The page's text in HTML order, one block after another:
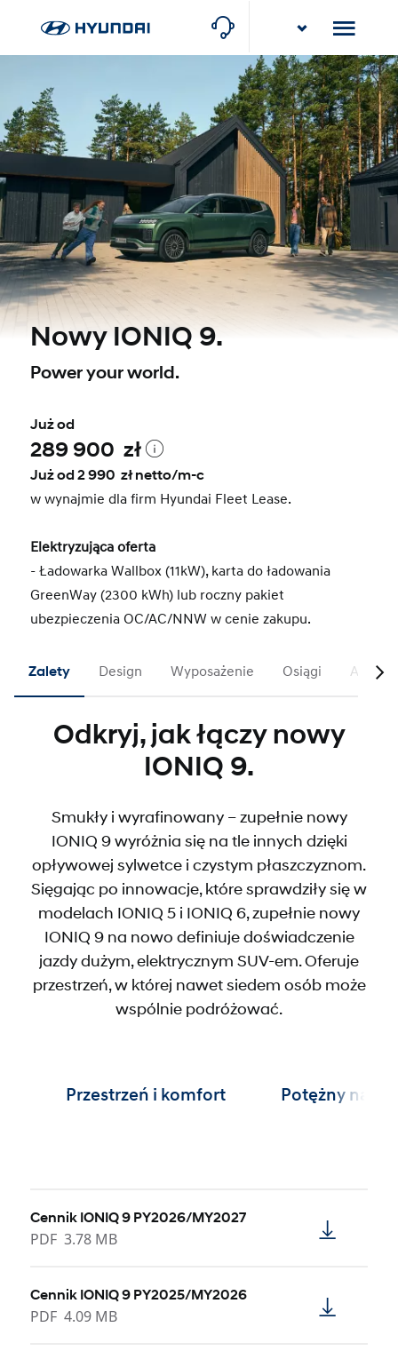
Stawowy Group
Rybnik, ul. Gliwicka 114
Stawowy Group
Częstochowa-Poczesna, ul. Krakowska 8
Nowy IONIQ 9.
Power your world.
Już od
289 900 zł
Już od 2 990 zł netto/m-c
w wynajmie dla firm Hyundai Fleet Lease.
Elektryzująca oferta
- Ładowarka Wallbox (11kW), karta do ładowania
GreenWay (2300 kWh) lub roczny pakiet
ubezpieczenia OC/AC/NNW w cenie zakupu.
Zalety Design Wyposażenie Osiągi
Odkryj, jak łączy nowy
IONIQ 9.
Smukły i wyrafinowany – zupełnie nowy
IONIQ 9 wyróżnia się na tle innych dzięki
opływowej sylwetce i czystym płaszczyznom.
Sięgając po innowacje, które sprawdziły się w
modelach IONIQ 5 i IONIQ 6, zupełnie nowy
IONIQ 9 na nowo definiuje doświadczenie
jazdy dużym, elektrycznym SUV-em. Oferuje
przestrzeń, w której nawet siedem osób może
wspólnie podróżować.
Przestrzeń i komfort Potężny
Cennik IONIQ 9 PY2026/MY2027
PDF 3.78 MB
Cennik IONIQ 9 PY2025/MY2026
PDF 4.09 MB